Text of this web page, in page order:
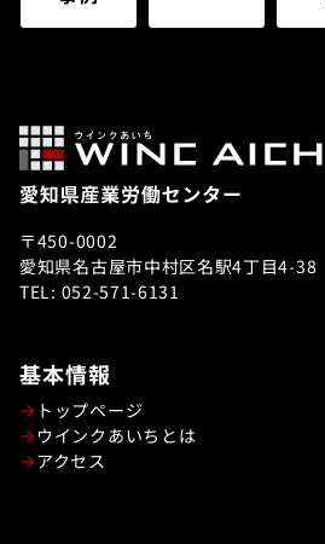
〒450-0002
愛知県名古屋市中村区名駅4丁目4-38
TEL: 052-571-6131
基本情報
トップページ
ウインクあいちとは
アクセス